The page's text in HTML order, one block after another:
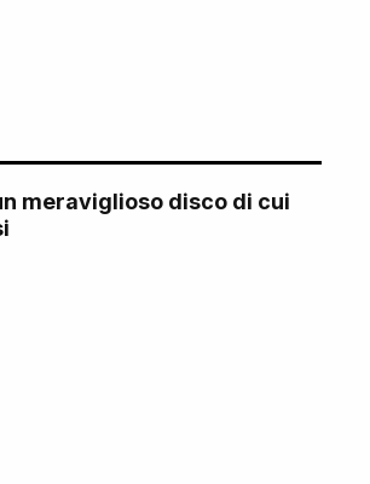
meraviglioso disco di cui